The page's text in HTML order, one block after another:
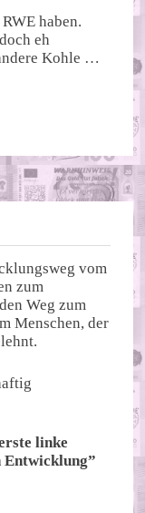
haben.
eh
Kohle …
vom
zum
Weg zum
Menschen, der
linke
Entwicklung”